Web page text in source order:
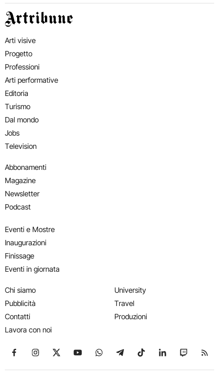
Artribune
Arti visive
Progetto
Professioni
Arti performative
Editoria
Turismo
Dal mondo
Jobs
Television
Abbonamenti
Magazine
Newsletter
Podcast
Eventi e Mostre
Inaugurazioni
Finissage
Eventi in giornata
Chi siamo
Pubblicità
Contatti
Lavora con noi
University
Travel
Produzioni
Seguici su Facebook
Seguici su Instagram
Seguici su X
Seguici su YouTube
Seguici su WhatsApp
Seguici su Telegram
Seguici su TikTok
Seguici su
Seguici